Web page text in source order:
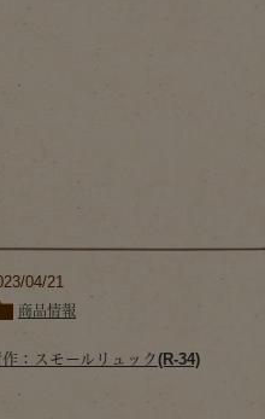
04/21
商品情報
：スモールリュック(R-34)